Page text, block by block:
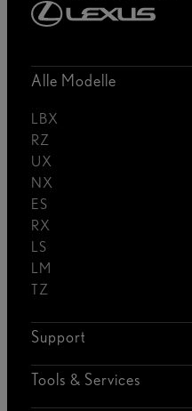
Alle Modelle
LBX
RZ
UX
NX
ES
RX
LS
LM
TZ
Support
Tools & Services